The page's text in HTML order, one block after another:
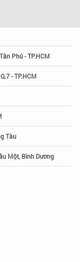
Phú - TP.HCM
- TP.HCM
Tàu
Một, Bình Dương